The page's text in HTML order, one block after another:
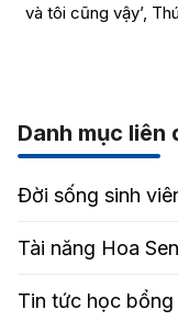
và tôi cũng vậy’,
Danh mục liên
Đời sống sinh
Tài năng Hoa Sen
Tin tức học bổng